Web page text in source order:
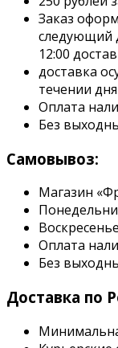
Заказ
следующий
12:00
доставка
течении дня
Оплата
Без
Самовывоз:
Магазин
Оплата
Без
Доставка по